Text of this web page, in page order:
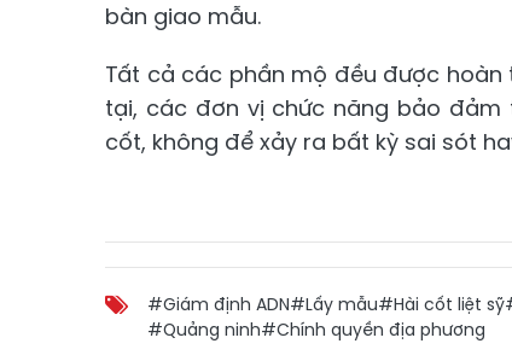
bàn giao mẫu.
Tất cả các phần mộ đều được hoàn
tại, các đơn vị chức năng bảo đảm
cốt, không để xảy ra bất kỳ sai sót
#Giám định ADN#Lấy mẫu#Hài cốt liệt sỹ
#Quảng ninh#Chính quyền địa phương